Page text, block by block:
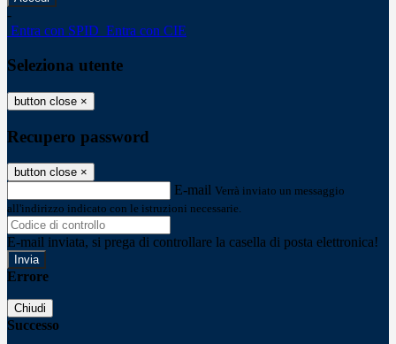
-
Entra con SPID Entra con CIE
Seleziona utente
button close ×
Recupero password
button close ×
E-mail Verrà inviato un messaggio
all'indirizzo indicato con le istruzioni necessarie.
E-mail inviata, si prega di controllare la casella di posta elettronica!
Errore
Chiudi
Successo